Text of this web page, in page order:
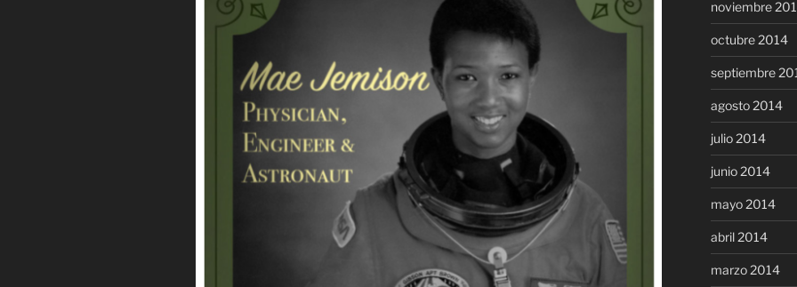
noviembre
octubre 2014
septiembre
agosto 2014
julio 2014
junio 2014
mayo 2014
abril 2014
marzo 2014